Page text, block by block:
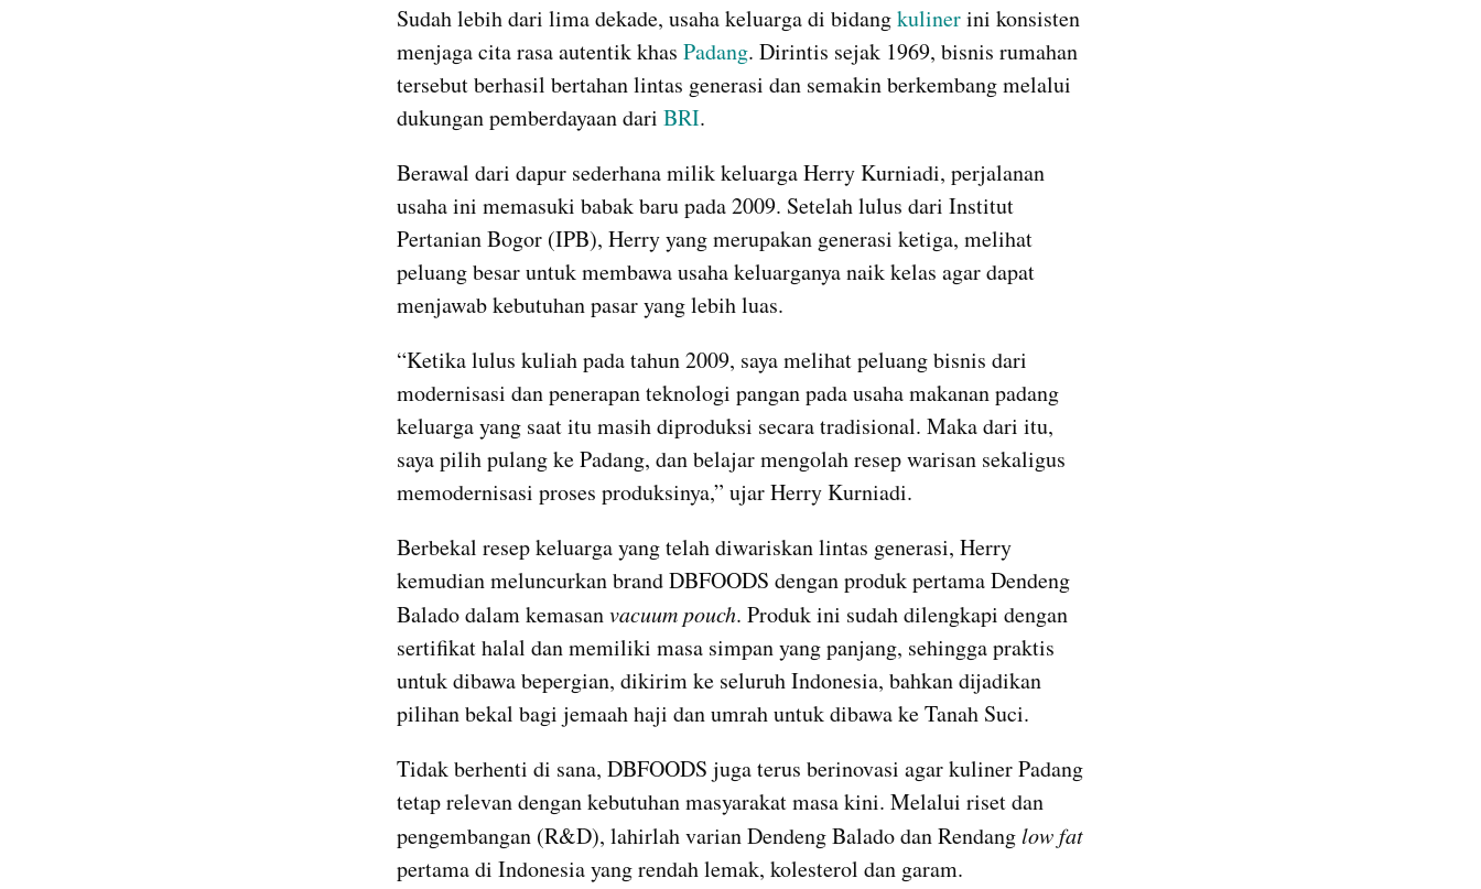
Sudah lebih dari lima dekade, usaha keluarga di bidang kuliner ini konsisten
menjaga cita rasa autentik khas Padang. Dirintis sejak 1969, bisnis rumahan
tersebut berhasil bertahan lintas generasi dan semakin berkembang melalui
dukungan pemberdayaan dari BRI.
Berawal dari dapur sederhana milik keluarga Herry Kurniadi, perjalanan
usaha ini memasuki babak baru pada 2009. Setelah lulus dari Institut
Pertanian Bogor (IPB), Herry yang merupakan generasi ketiga, melihat
peluang besar untuk membawa usaha keluarganya naik kelas agar dapat
menjawab kebutuhan pasar yang lebih luas.
“Ketika lulus kuliah pada tahun 2009, saya melihat peluang bisnis dari
modernisasi dan penerapan teknologi pangan pada usaha makanan padang
keluarga yang saat itu masih diproduksi secara tradisional. Maka dari itu,
saya pilih pulang ke Padang, dan belajar mengolah resep warisan sekaligus
memodernisasi proses produksinya,” ujar Herry Kurniadi.
Berbekal resep keluarga yang telah diwariskan lintas generasi, Herry
kemudian meluncurkan brand DBFOODS dengan produk pertama Dendeng
Balado dalam kemasan vacuum pouch. Produk ini sudah dilengkapi dengan
sertifikat halal dan memiliki masa simpan yang panjang, sehingga praktis
untuk dibawa bepergian, dikirim ke seluruh Indonesia, bahkan dijadikan
pilihan bekal bagi jemaah haji dan umrah untuk dibawa ke Tanah Suci.
Tidak berhenti di sana, DBFOODS juga terus berinovasi agar kuliner Padang
tetap relevan dengan kebutuhan masyarakat masa kini. Melalui riset dan
pengembangan (R&D), lahirlah varian Dendeng Balado dan Rendang low fat
pertama di Indonesia yang rendah lemak, kolesterol dan garam.